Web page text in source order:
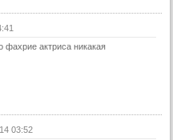
фахрие актриса никакая
03:52